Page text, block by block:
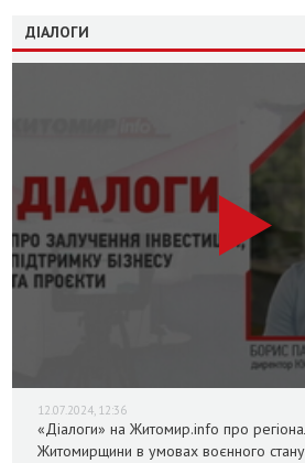
ДІАЛОГИ
12.07.2024, 12:36
«Діалоги» на Житомир.info про
Житомирщини в умовах воєнного стану